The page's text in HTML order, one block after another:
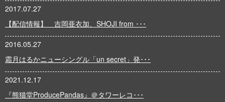
2017.07.27
【配信情報】 吉岡亜衣加、SHOJI from ･･･
2016.05.27
霜月はるかニューシングル「un secret」発･･･
2021.12.17
『熊猫堂ProducePandas』＠タワーレコ･･･